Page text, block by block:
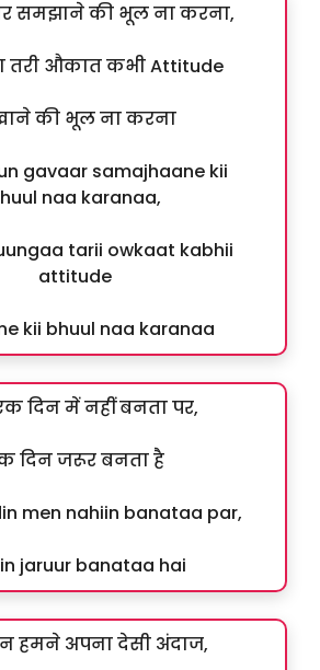
समझाने की भूल ना करना,
तरी औकात कभी Attitude
की भूल ना करना
gavaar samajhaane kii
naa karanaa,
tarii owkaat kabhii
attitude
kii bhuul naa karanaa
दिन में नहीं बनता पर,
दिन जरूर बनता है
men nahiin banataa par,
jaruur banataa hai
हमने अपना देसी अंदाज,